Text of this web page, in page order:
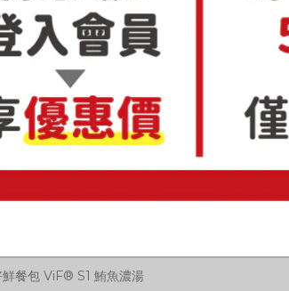
餐包 ViF® S1 鮪魚濃湯